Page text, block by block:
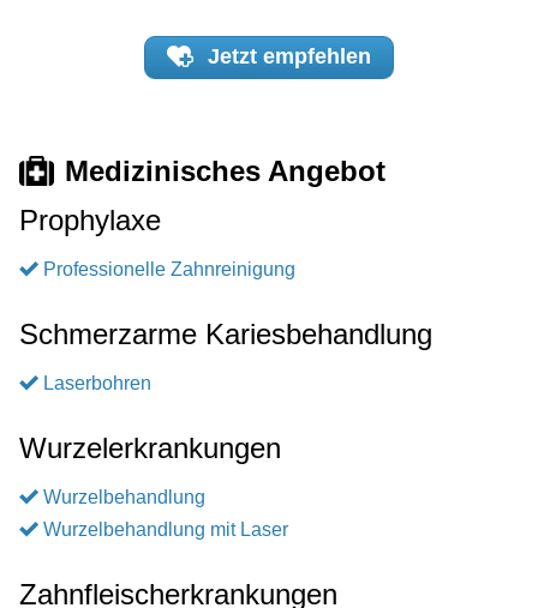
Jetzt empfehlen
Medizinisches Angebot
Prophylaxe
Professionelle Zahnreinigung
Schmerzarme Kariesbehandlung
Laserbohren
Wurzelerkrankungen
Wurzelbehandlung
Wurzelbehandlung mit Laser
Zahnfleischerkrankungen